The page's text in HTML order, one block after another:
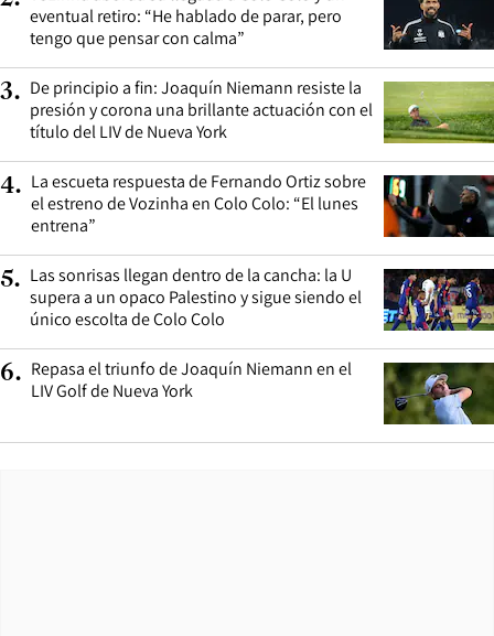
eventual retiro: “He hablado de parar, pero
tengo que pensar con calma”
3. De principio a fin: Joaquín Niemann resiste la
presión y corona una brillante actuación con el
título del LIV de Nueva York
4. La escueta respuesta de Fernando Ortiz sobre
el estreno de Vozinha en Colo Colo: “El lunes
entrena”
5. Las sonrisas llegan dentro de la cancha: la U
supera a un opaco Palestino y sigue siendo el
único escolta de Colo Colo
6. Repasa el triunfo de Joaquín Niemann en el
LIV Golf de Nueva York